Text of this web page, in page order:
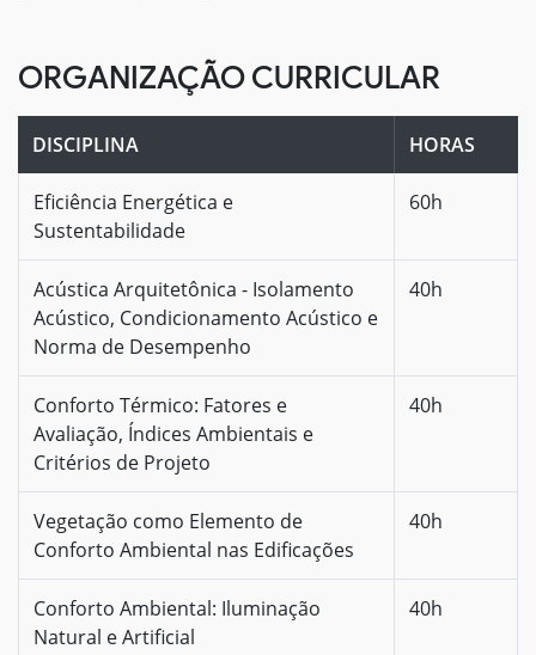
ORGANIZAÇÃO CURRICULAR
DISCIPLINA HORAS
Eficiência Energética e
Sustentabilidade
60h
Acústica Arquitetônica - Isolamento
Acústico, Condicionamento Acústico e
Norma de Desempenho
40h
Conforto Térmico: Fatores e
Avaliação, Índices Ambientais e
Critérios de Projeto
40h
Vegetação como Elemento de
Conforto Ambiental nas Edificações
40h
Conforto Ambiental: Iluminação
Natural e Artificial
40h